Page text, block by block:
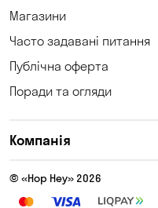
Магазини
Часто задавані питання
Публічна оферта
Поради та огляди
Компанія
© «Hop Hey» 2026